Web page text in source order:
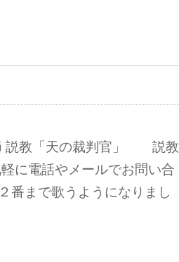
説教「天の裁判官」 説教
電話やメールでお問い合
番まで歌うようになりまし